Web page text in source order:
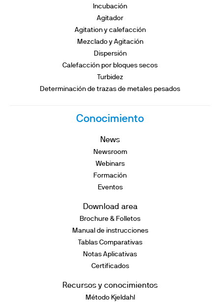
Incubación
Agitador
Agitation y calefacción
Mezclado y Agitación
Dispersión
Calefacción por bloques secos
Turbidez
Determinación de trazas de metales pesados
Conocimiento
News
Newsroom
Webinars
Formación
Eventos
Download area
Brochure & Folletos
Manual de instrucciones
Tablas Comparativas
Notas Aplicativas
Certificados
Recursos y conocimientos
Método Kjeldahl